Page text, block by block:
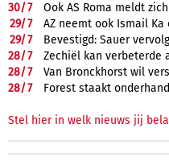
30/7
Ook AS Roma meldt
29/7
AZ neemt ook Ismail Ka
29/7
Bevestigd: Sauer
28/7
Zechiël kan verbeterde
28/7
Van Bronckhorst wil
28/7 Forest staakt
Stel hier in welk nieuws jij